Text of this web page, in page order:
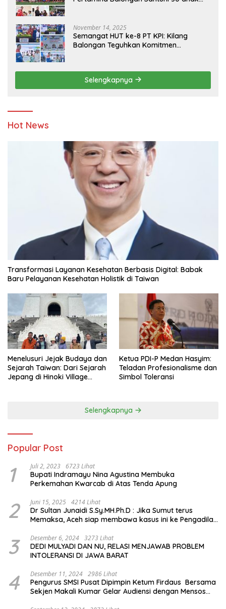
November 14, 2025
Semangat HUT ke-8 PT KPI: Kilang
Balongan Teguhkan Komitmen
Pendidikan
Selengkapnya
Hot News
Transformasi Layanan Kesehatan Berbasis Digital: Babak
Baru Pelayanan Kesehatan Holistik di Taiwan
Menelusuri Jejak Budaya dan
Sejarah Taiwan: Dari Sejarah
Jepang di Hinoki Village
Ketua PDI-P Medan Hasyim:
Teladan Profesionalisme dan
Simbol Toleransi
Selengkapnya
Popular Post
1 Juli 2, 2023 6723 Lihat
Bupati Indramayu Nina Agustina Membuka
Perkemahan Kwarcab di Atas Tenda Apung
2 Juni 15, 2025 4214 Lihat
Dr Sultan Junaidi S.Sy.MH.Ph.D : Jika Sumut terus
Memaksa, Aceh siap membawa kasus ini ke Pengadilan
3 Desember 6, 2024 3273 Lihat
DEDI MULYADI DAN NU, RELASI MENJAWAB PROBLEM
INTOLERANSI DI JAWA BARAT
4 Desember 11, 2024 2986 Lihat
Pengurus SMSI Pusat Dipimpin Ketum Firdaus Bersama
Sekjen Makali Kumar Gelar Audiensi dengan Mensos